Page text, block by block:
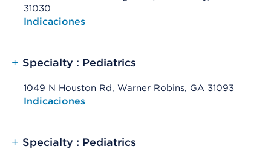
31030
Opens native map application on mobile devices
Indicaciones
+ Specialty : Pediatrics
1049 N Houston Rd, Warner Robins, GA 31093
Opens native map application on mobile devices
Indicaciones
+ Specialty : Pediatrics